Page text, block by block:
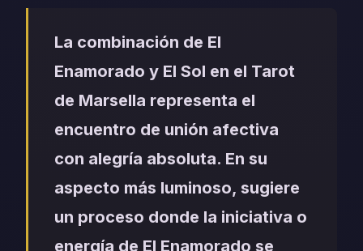
La combinación de El
Enamorado y El Sol en el Tarot
de Marsella representa el
encuentro de unión afectiva
con alegría absoluta. En su
aspecto más luminoso, sugiere
un proceso donde la iniciativa o
energía de El Enamorado se